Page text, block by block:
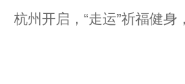
杭州开启，“走运”祈福健